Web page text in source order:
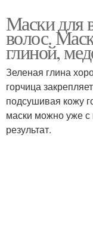
условиях
Яйцо для
Маски для
волос.
глиной,
Зеленая глина
горчица
подсушивая кожу
маски можно уже с
результат.